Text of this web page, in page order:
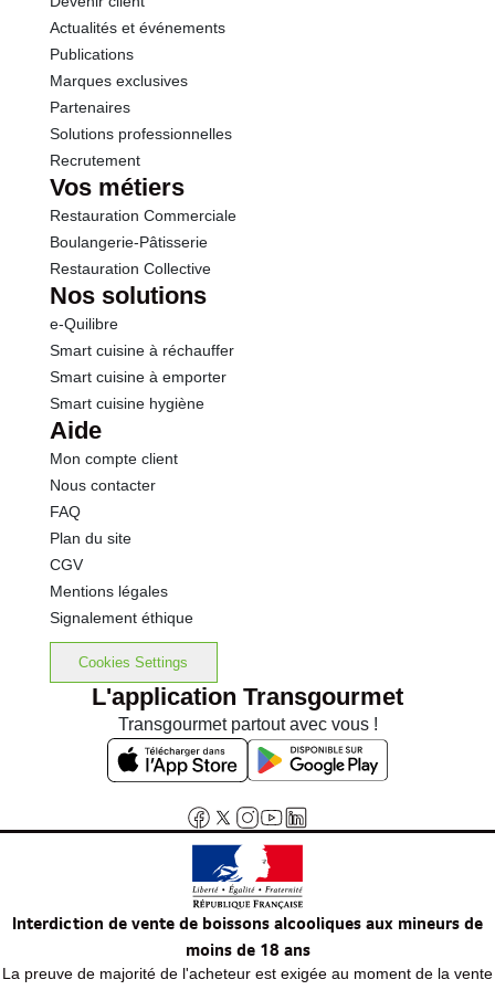
aluminium réduire à 2 min). Bien rincer à l'eau
potable. Matériels : Par trempage ou pulvérisation
avec une solution de SOLICUISINE DÉGRAISSANT
à 10% (0,8 à 1 L de produit pour un seau de 8 à 10
L d'eau). Bien rincer à l'eau potable. Sols : Diluer
dans un seau d'eau tiède à 5% (0,5 L de produit
pour un seau de 8 à 10 L d¿eau en moyenne). Bien
rincer à l'eau potable
Actualités et événements
Publications
Marques exclusives
Partenaires
Solutions professionnelles
Recrutement
Vos métiers
Restauration Commerciale
Boulangerie-Pâtisserie
Restauration Collective
Nos solutions
e-Quilibre
Smart cuisine à réchauffer
Smart cuisine à emporter
Smart cuisine hygiène
Aide
Mon compte client
Nous contacter
FAQ
Plan du site
CGV
Mentions légales
Signalement éthique
Cookies Settings
L'application Transgourmet
Transgourmet partout avec vous !
Interdiction de vente de boissons alcooliques aux mineurs de
moins de 18 ans
La preuve de majorité de l'acheteur est exigée au moment de la vente